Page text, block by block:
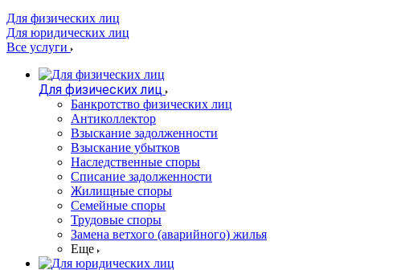
Для физических лиц
Для юридических лиц
Все услуги
Для физических лиц
Банкротство физических лиц
Антиколлектор
Взыскание задолженности
Взыскание убытков
Наследственные споры
Списание задолженности
Жилищные споры
Семейные споры
Трудовые споры
Замена ветхого (аварийного) жилья
Еще